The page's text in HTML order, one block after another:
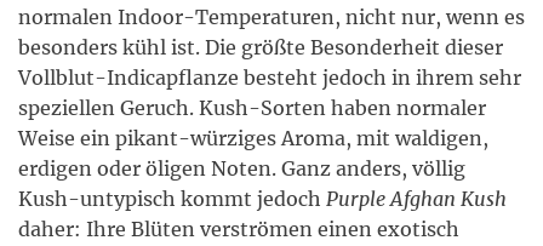
normalen Indoor-Temperaturen, nicht nur, wenn es
besonders kühl ist. Die größte Besonderheit dieser
Vollblut-Indicapflanze besteht jedoch in ihrem sehr
speziellen Geruch. Kush-Sorten haben normaler
Weise ein pikant-würziges Aroma, mit waldigen,
erdigen oder öligen Noten. Ganz anders, völlig
Kush-untypisch kommt jedoch Purple Afghan Kush
daher: Ihre Blüten verströmen einen exotisch